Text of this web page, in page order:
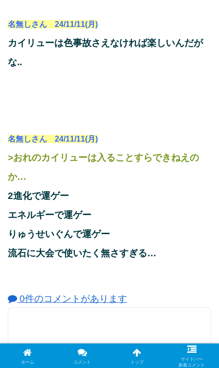
名無しさん 24/11/11(月)
カイリューは色事故さえなければ楽しいんだが
な..
名無しさん 24/11/11(月)
>おれのカイリューは入ることすらできねえの
か…
2進化で運ゲー
エネルギーで運ゲー
りゅうせいぐんで運ゲー
流石に大会で使いたく無さすぎる…
0件のコメントがあります
ホーム コメント トップ
サイドバー
新着コメント